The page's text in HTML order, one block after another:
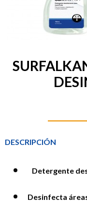
DESCRIPCIÓN
Detergente
Desinfecta